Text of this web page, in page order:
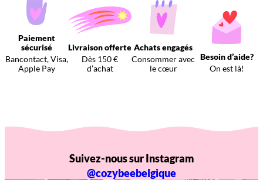
Paiement
sécurisé
Bancontact, Visa,
Apple Pay
Livraison offerte
Dès 150 €
d’achat
Achats engagés
Consommer avec
le cœur
Besoin d’aide?
On est là!
Suivez-nous sur Instagram
@cozybeebelgique